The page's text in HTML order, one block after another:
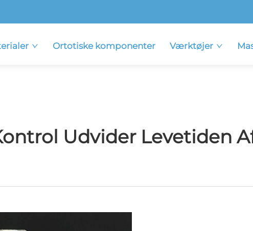
Ortotiske komponenter Værktøjer
Udvider Levetiden